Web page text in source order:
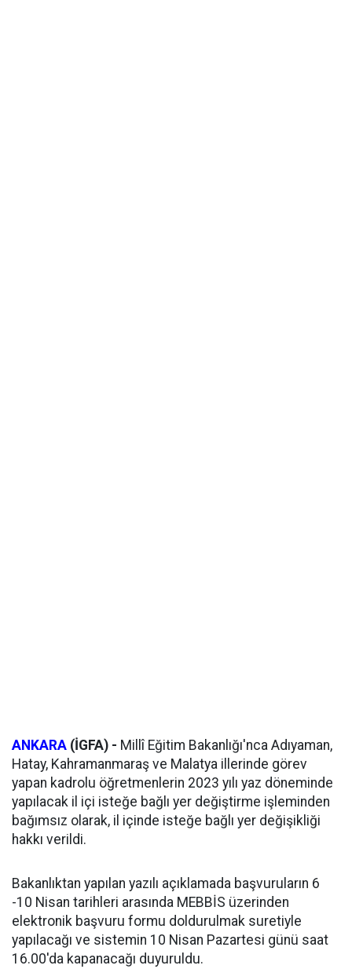
ANKARA (İGFA) - Millî Eğitim Bakanlığı'nca Adıyaman,
Hatay, Kahramanmaraş ve Malatya illerinde görev
yapan kadrolu öğretmenlerin 2023 yılı yaz döneminde
yapılacak il içi isteğe bağlı yer değiştirme işleminden
bağımsız olarak, il içinde isteğe bağlı yer değişikliği
hakkı verildi.
Bakanlıktan yapılan yazılı açıklamada başvuruların 6
-10 Nisan tarihleri arasında MEBBİS üzerinden
elektronik başvuru formu doldurulmak suretiyle
yapılacağı ve sistemin 10 Nisan Pazartesi günü saat
16.00'da kapanacağı duyuruldu.